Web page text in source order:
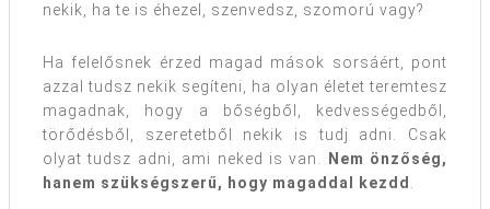
nekik, ha te is éhezel, szenvedsz, szomorú vagy?
Ha felelősnek érzed magad mások sorsáért, pont
azzal tudsz nekik segíteni, ha olyan életet teremtesz
magadnak, hogy a bőségből, kedvességedből,
törődésből, szeretetből nekik is tudj adni. Csak
olyat tudsz adni, ami neked is van.
Nem önzőség,
hanem szükségszerű, hogy magaddal kezdd .